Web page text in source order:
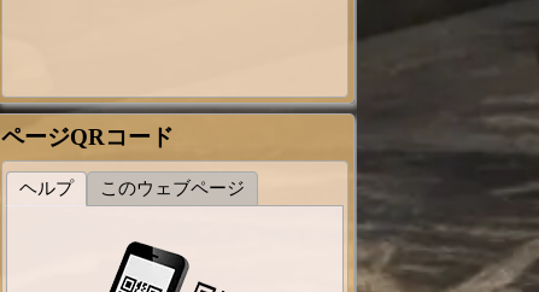
ページQRコード
ヘルプ このウェブページ